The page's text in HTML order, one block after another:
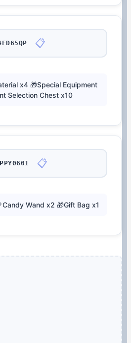
📋
x4 🎁Special Equipment
Selection Chest x10
📋
Wand x2 🎁Gift Bag x1